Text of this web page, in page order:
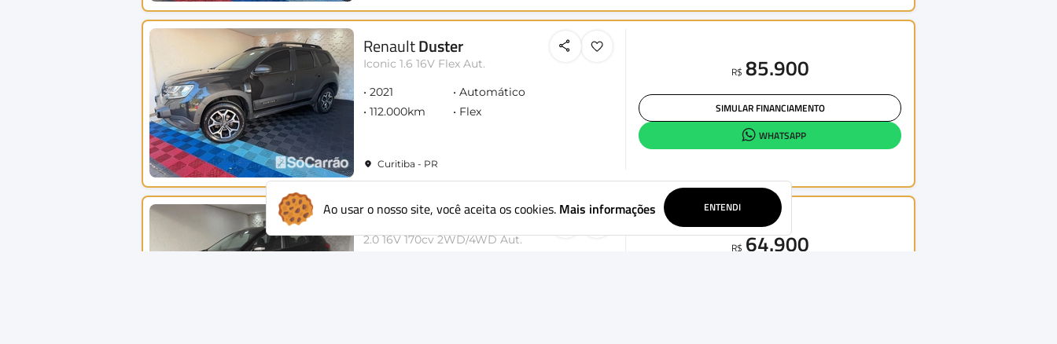
RenaultDuster
Iconic 1.6 16V Flex Aut.
2021
Automático
112.000km
Flex
Curitiba - PR
R$ 85.900
SIMULAR FINANCIAMENTO
WHATSAPP
HyundaiIx35
2.0 16V 170cv 2WD/4WD Aut.
R$ 64.900
Ao usar o nosso site, você aceita os cookies. Mais informações ENTENDI